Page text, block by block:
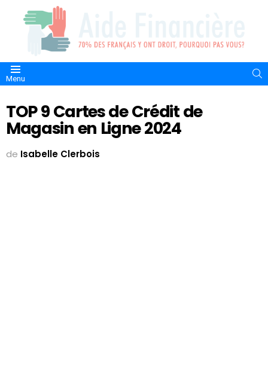
Menu
TOP 9 Cartes de Crédit de
Magasin en Ligne 2024
de Isabelle Clerbois